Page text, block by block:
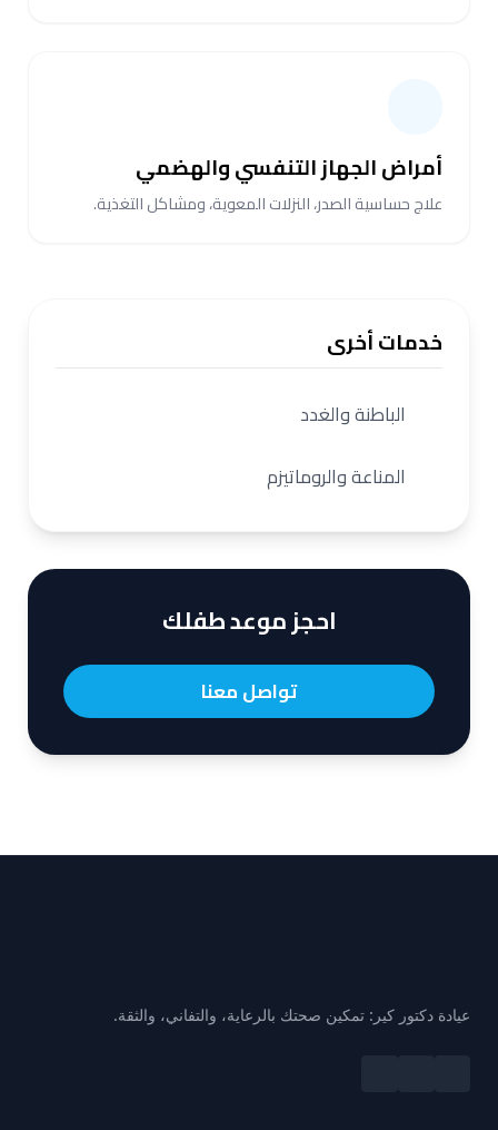
أمراض الجهاز التنفسي والهضمي
علاج حساسية الصدر، النزلات المعوية، ومشاكل التغذية.
خدمات أخرى
الباطنة والغدد
المناعة والروماتيزم
احجز موعد طفلك
تواصل معنا
عيادة دكتور كير: تمكين صحتك بالرعاية، والتفاني، والثقة.